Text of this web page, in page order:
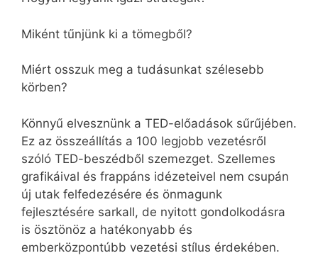
Miként tűnjünk ki a tömegből?
Miért osszuk meg a tudásunkat szélesebb
körben?
Könnyű elvesznünk a TED-előadások sűrűjében.
Ez az összeállítás a 100 legjobb vezetésről
szóló TED-beszédből szemezget. Szellemes
grafikáival és frappáns idézeteivel nem csupán
új utak felfedezésére és önmagunk
fejlesztésére sarkall, de nyitott gondolkodásra
is ösztönöz a hatékonyabb és
emberközpontúbb vezetési stílus érdekében.